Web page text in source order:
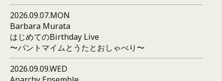
2026.09.07.MON
Barbara Murata
はじめてのBirthday Live
〜パントマイムとうたとおしゃべり〜
2026.09.09.WED